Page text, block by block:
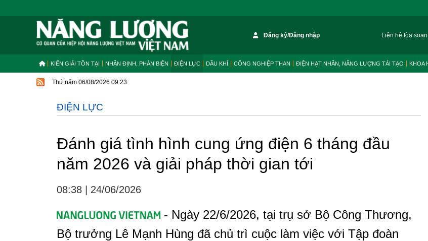
Đăng ký/Đăng nhập Liên hệ tòa soạn
KIẾN GIẢI TỒN TẠI NHẬN ĐỊNH, PHẢN BIỆN ĐIỆN LỰC DẦU KHÍ CÔNG NGHIỆP THAN ĐIỆN HẠT NHÂN, NĂNG LƯỢNG TÁI TẠO KHOA
Thứ năm 06/08/2026 09:23
ĐIỆN LỰC
Đánh giá tình hình cung ứng điện 6 tháng đầu
năm 2026 và giải pháp thời gian tới
08:38 24/06/2026
- Ngày 22/6/2026, tại trụ sở Bộ Công Thương,
Bộ trưởng Lê Mạnh Hùng đã chủ trì cuộc làm việc với Tập đoàn